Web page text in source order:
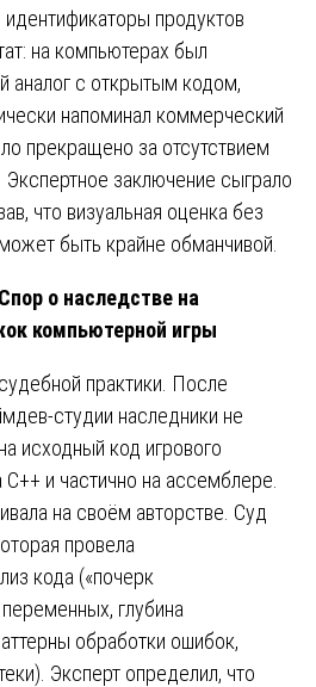
идентификаторы продуктов
на компьютерах был
аналог с открытым кодом,
напоминал коммерческий
прекращено за отсутствием
Экспертное заключение сыграло
что визуальная оценка без
быть крайне обманчивой.
о наследстве на
компьютерной игры
практики. После
студии наследники не
исходный код игрового
и частично на ассемблере.
на своём авторстве. Суд
провела
кода («почерк
глубина
обработки ошибок,
Эксперт определил, что